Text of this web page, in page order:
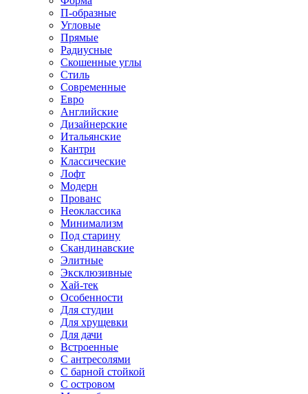
П-образные
Угловые
Прямые
Радиусные
Скошенные углы
Стиль
Современные
Евро
Английские
Дизайнерские
Итальянские
Кантри
Классические
Лофт
Модерн
Прованс
Неоклассика
Минимализм
Под старину
Скандинавские
Элитные
Эксклюзивные
Хай-тек
Особенности
Для студии
Для хрущевки
Для дачи
Встроенные
С антресолями
С барной стойкой
С островом